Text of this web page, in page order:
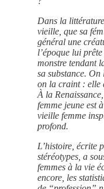
Dans la
vieille, que sa
général une
l’époque lui
monstre tendant
sa substance. On
on la craint : elle
À la
femme jeune est
vieille femme
profond.
L’histoire, écrite
stéréotypes, a
femmes à la vie
encore, les